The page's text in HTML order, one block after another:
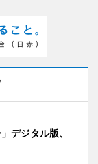
デジタル版、